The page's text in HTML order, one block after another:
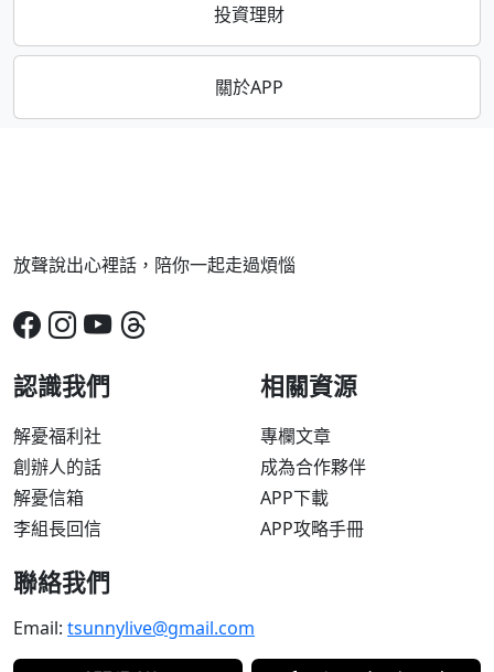
投資理財
關於APP
放聲說出心裡話，陪你一起走過煩惱
認識我們
解憂福利社
創辦人的話
解憂信箱
李組長回信
相關資源
專欄文章
成為合作夥伴
APP下載
APP攻略手冊
聯絡我們
Email: tsunnylive@gmail.com